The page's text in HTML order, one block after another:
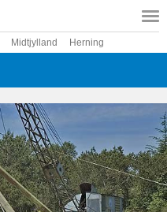
Midtjylland Herning